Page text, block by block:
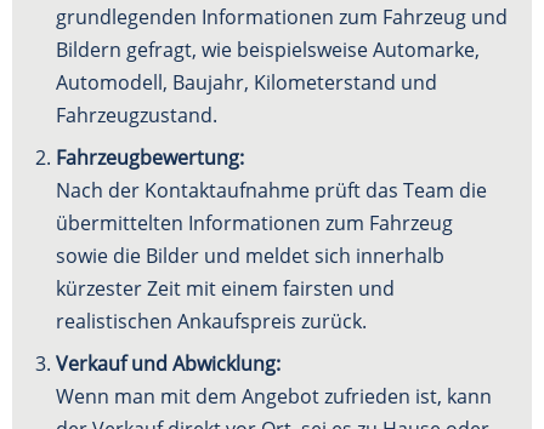
grundlegenden Informationen zum Fahrzeug und
Bildern gefragt, wie beispielsweise Automarke,
Automodell, Baujahr, Kilometerstand und
Fahrzeugzustand.
Fahrzeugbewertung:
Nach der Kontaktaufnahme prüft das Team die
übermittelten Informationen zum Fahrzeug
sowie die Bilder und meldet sich innerhalb
kürzester Zeit mit einem fairsten und
realistischen Ankaufspreis zurück.
Verkauf und Abwicklung:
Wenn man mit dem Angebot zufrieden ist, kann